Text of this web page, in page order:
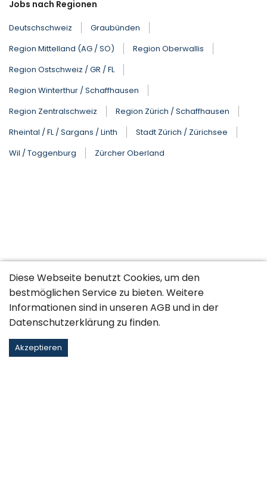
Jobs nach Regionen
Deutschschweiz
Graubünden
Region Mittelland (AG / SO)
Region Oberwallis
Region Ostschweiz / GR / FL
Region Winterthur / Schaffhausen
Region Zentralschweiz
Region Zürich / Schaffhausen
Rheintal / FL / Sargans / Linth
Stadt Zürich / Zürichsee
Wil / Toggenburg
Zürcher Oberland
Diese Webseite benutzt Cookies, um den
bestmöglichen Service zu bieten. Weitere
Informationen sind in unserenAGB und in der
Datenschutzerklärung zu finden.
Akzeptieren